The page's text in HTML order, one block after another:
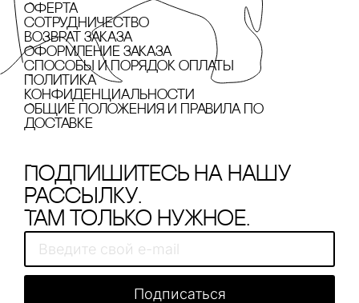
Оферта
сотрудничество
Возврат заказа
Оформление заказа
cпособы и порядок оплаты
Политика
конфиденциальности
Общие положения и правила по
доставке
Подпишитесь на нашу
рассылку.
Там только нужное.
Подписаться